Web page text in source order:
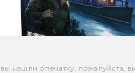
нашли опечатку, пожалуйста,